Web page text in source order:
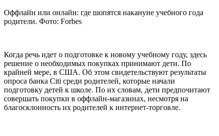
Оффлайн или онлайн: где шопятся накануне учебного года
родители. Фото: Forbes
Когда речь идет о подготовке к новому учебному году, здесь
решение о необходимых покупках принимают дети. По
крайней мере, в США. Об этом свидетельствуют результаты
опроса банка Citi среди родителей, которые начали
подготовку детей к школе. По их словам, дети предпочитают
совершать покупки в оффлайн-магазинах, несмотря на
благосклонность их родителей к интернет-торговле.